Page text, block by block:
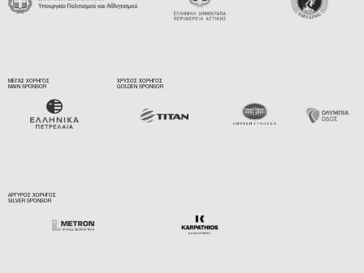
ΜΕΓΑΣ ΧΟΡΗΓΟΣ
MAIN SPONSOR
ΧΡΥΣΟΣ ΧΟΡΗΓΟΣ
GOLDEN SPONSOR
ΑΡΓΥΡΟΣ ΧΟΡΗΓΟΣ
SILVER SPONSOR